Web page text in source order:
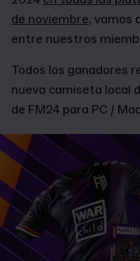
de noviembre, vamos
entre nuestros
Todos los ganadores
nueva camiseta local
de FM24 para PC /